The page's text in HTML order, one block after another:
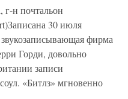
г-н почтальон
30 июля
фирма
Горди, довольно
записи
«Битлз» мгновенно